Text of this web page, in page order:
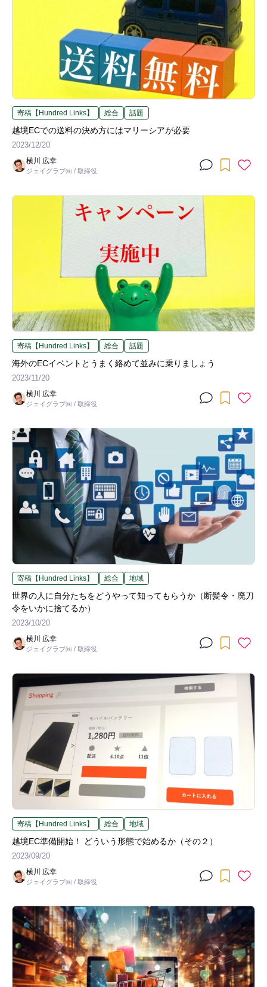
寄稿【Hundred Links】 総合 話題
越境ECでの送料の決め方にはマリーシアが必要
2023/12/20
横川 広幸
ジェイグラブ㈱ / 取締役
寄稿【Hundred Links】 総合 話題
海外のECイベントとうまく絡めて並みに乗りましょう
2023/11/20
横川 広幸
ジェイグラブ㈱ / 取締役
寄稿【Hundred Links】 総合 地域
世界の人に自分たちをどうやって知ってもらうか（断髪令・廃刀
令をいかに捨てるか）
2023/10/20
横川 広幸
ジェイグラブ㈱ / 取締役
寄稿【Hundred Links】 総合 地域
越境EC準備開始！ どういう形態で始めるか（その２）
2023/09/20
横川 広幸
ジェイグラブ㈱ / 取締役